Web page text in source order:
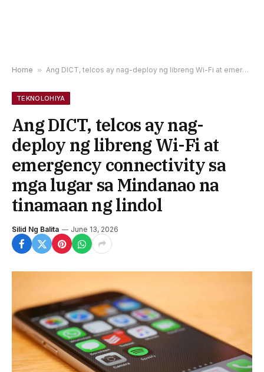
Home » Ang DICT, telcos ay nag-deploy ng libreng Wi-Fi at emergency connectivity sa mga lugar sa Mindanao na tinamaan ng lindol
TEKNOLOHIYA
Ang DICT, telcos ay nag-
deploy ng libreng Wi-Fi at
emergency connectivity sa
mga lugar sa Mindanao na
tinamaan ng lindol
Silid Ng Balita June 13, 2026